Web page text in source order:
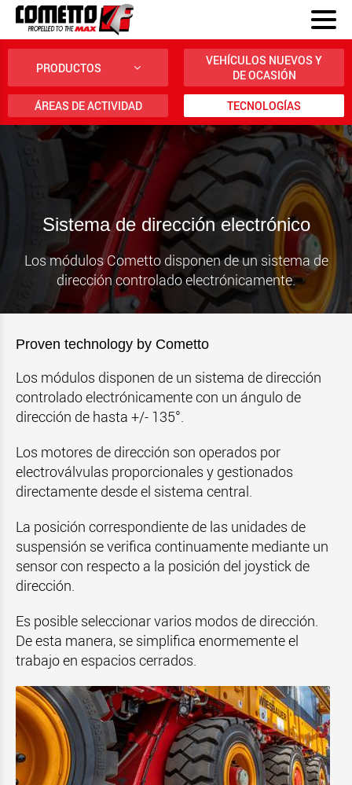
PRODUCTOS
VEHÍCULOS NUEVOS Y
DE OCASIÓN
ÁREAS DE ACTIVIDAD TECNOLOGÍAS
Sistema de dirección electrónico
Los módulos Cometto disponen de un sistema de
dirección controlado electrónicamente.
Proven technology by Cometto
Los módulos disponen de un sistema de dirección
controlado electrónicamente con un ángulo de
dirección de hasta +/- 135°.
Los motores de dirección son operados por
electroválvulas proporcionales y gestionados
directamente desde el sistema central.
La posición correspondiente de las unidades de
suspensión se verifica continuamente mediante un
sensor con respecto a la posición del joystick de
dirección.
Es posible seleccionar varios modos de dirección.
De esta manera, se simplifica enormemente el
trabajo en espacios cerrados.